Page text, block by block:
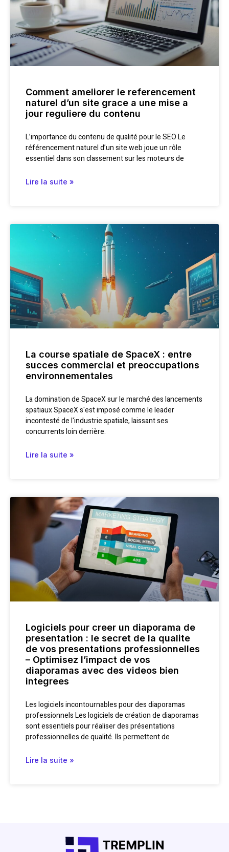
Comment ameliorer le referencement
naturel d’un site grace a une mise a
jour reguliere du contenu
L’importance du contenu de qualité pour le SEO Le
référencement naturel d’un site web joue un rôle
essentiel dans son classement sur les moteurs de
Lire la suite »
La course spatiale de SpaceX : entre
succes commercial et preoccupations
environnementales
La domination de SpaceX sur le marché des lancements
spatiaux SpaceX s'est imposé comme le leader
incontesté de l'industrie spatiale, laissant ses
concurrents loin derrière.
Lire la suite »
Logiciels pour creer un diaporama de
presentation : le secret de la qualite
de vos presentations professionnelles
– Optimisez l’impact de vos
diaporamas avec des videos bien
integrees
Les logiciels incontournables pour des diaporamas
professionnels Les logiciels de création de diaporamas
sont essentiels pour réaliser des présentations
professionnelles de qualité. Ils permettent de
Lire la suite »